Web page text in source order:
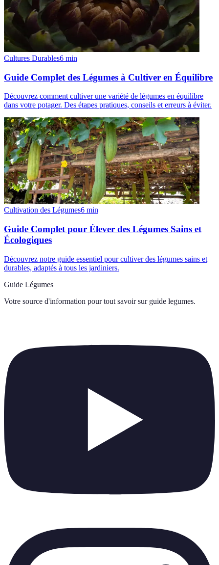
Cultures Durables6 min
Guide Complet des Légumes à Cultiver en Équilibre
Découvrez comment cultiver une variété de légumes en équilibre
dans votre potager. Des étapes pratiques, conseils et erreurs à éviter.
Cultivation des Légumes6 min
Guide Complet pour Élever des Légumes Sains et
Écologiques
Découvrez notre guide essentiel pour cultiver des légumes sains et
durables, adaptés à tous les jardiniers.
Guide Légumes
Votre source d'information pour tout savoir sur guide legumes.